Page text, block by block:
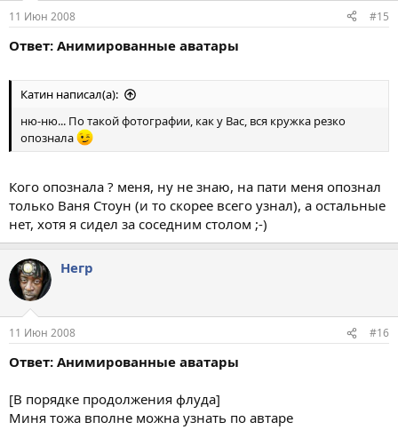
11 Июн 2008 #15
Ответ: Анимированные аватары
Катин написал(а):
ню-ню... По такой фотографии, как у Вас, вся кружка резко
опознала
Кого опознала ? меня, ну не знаю, на пати меня опознал
только Ваня Стоун (и то скорее всего узнал), а остальные
нет, хотя я сидел за соседним столом ;-)
Негр
11 Июн 2008 #16
Ответ: Анимированные аватары
[В порядке продолжения флуда]
Миня тожа вполне можна узнать по автаре